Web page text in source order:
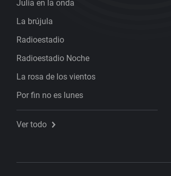
Julia en la onda
La brújula
Radioestadio
Radioestadio Noche
La rosa de los vientos
Por fin no es lunes
Ver todo